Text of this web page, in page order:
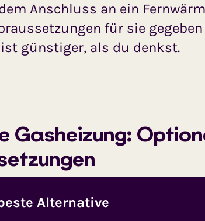
Anschluss an ein
für sie
ist günstiger, als du denkst.
Gas­heizung:
Alternative